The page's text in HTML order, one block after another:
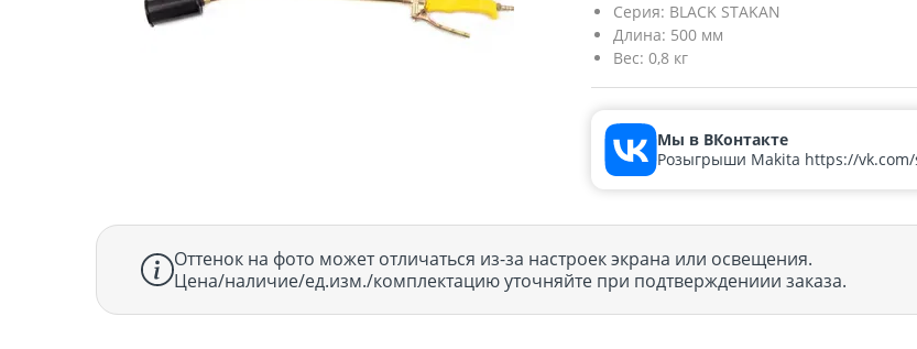
Серия: BLACK STAKAN
Длина: 500 мм
Вес: 0,8 кг
Мы в ВКонтакте
Розыгрыши Makita https://
Оттенок на фото может отличаться из-за настроек экрана или освещения.
Цена/наличие/ед.изм./комплектацию уточняйте при подтверждениии заказа.